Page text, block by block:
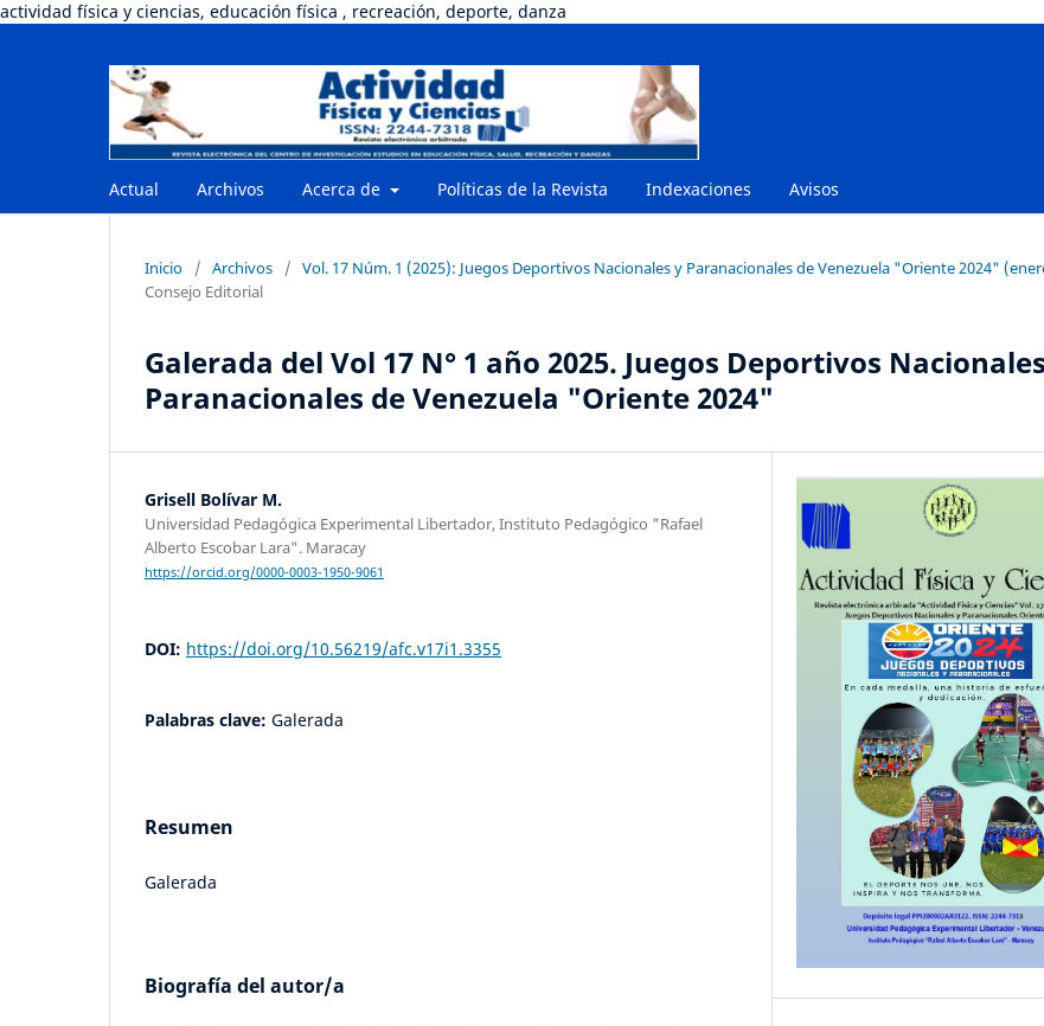
actividad física y ciencias, educación física , recreación, deporte, danza
Actual Archivos Acerca de Políticas de la Revista Indexaciones Avisos
Inicio / Archivos / Vol. 17 Núm. 1 (2025): Juegos Deportivos Nacionales y Paranacionales de Venezuela "Oriente 2024"
Consejo Editorial
Galerada del Vol 17 N° 1 año 2025. Juegos Deportivos
Paranacionales de Venezuela "Oriente 2024"
Grisell Bolívar M.
Universidad Pedagógica Experimental Libertador, Instituto Pedagógico "Rafael
Alberto Escobar Lara". Maracay
https://orcid.org/0000-0003-1950-9061
DOI: https://doi.org/10.56219/afc.v17i1.3355
Palabras clave: Galerada
Resumen
Galerada
Biografía del autor/a